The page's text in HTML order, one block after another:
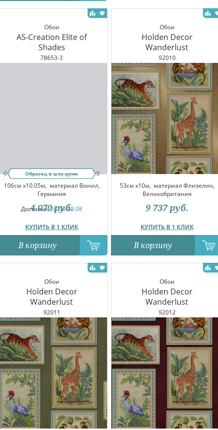
Обои
AS-Creation Elite of
Shades
78653-3
Образец в шоу-руме
106см x10.05м, материал Винил,
Германия
Доставка:08.08-09.08
КУПИТЬ В 1 КЛИК
4 070 руб.
В корзину
Обои
Holden Decor
Wanderlust
92010
53см x10м, материал Флизелин,
Великобритания
КУПИТЬ В 1 КЛИК
9 737 руб.
В корзину
Обои
Holden Decor
Wanderlust
92011
Обои
Holden Decor
Wanderlust
92012